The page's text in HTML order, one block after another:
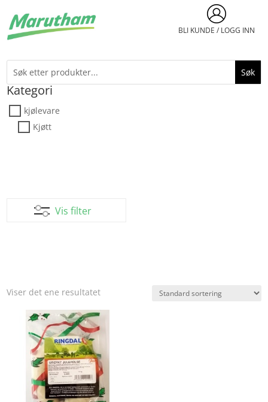
BLI KUNDE / LOGG INN
Kategori
kjølevare
Kjøtt
Vis filter
Viser det ene resultatet